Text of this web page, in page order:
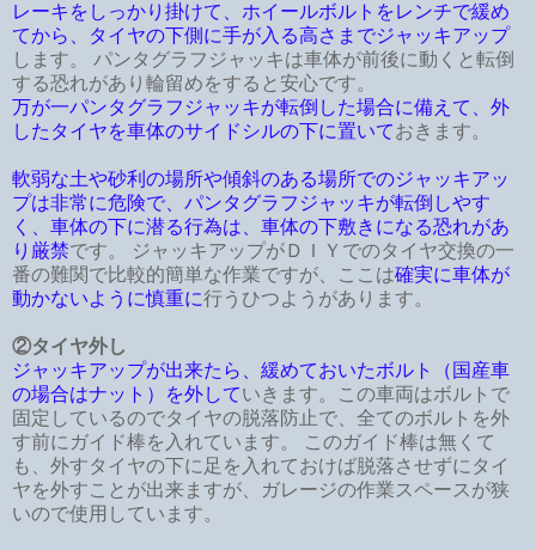
レーキをしっかり掛けて、ホイールボルトをレンチで緩め
てから、タイヤの下側に手が入る高さまでジャッキアップ
します。 パンタグラフジャッキは車体が前後に動くと転倒
する恐れがあり輪留めをすると安心です。
万が一パンタグラフジャッキが転倒した場合に備えて、外
したタイヤを車体のサイドシルの下に置いておきます。
軟弱な土や砂利の場所や傾斜のある場所でのジャッキアッ
プは非常に危険で、パンタグラフジャッキが転倒しやす
く、車体の下に潜る行為は、車体の下敷きになる恐れがあ
り厳禁です。 ジャッキアップがＤＩＹでのタイヤ交換の一
番の難関で比較的簡単な作業ですが、ここは確実に車体が
動かないように慎重に行うひつようがあります。
②タイヤ外し
ジャッキアップが出来たら、緩めておいたボルト（国産車
の場合はナット）を外していきます。この車両はボルトで
固定しているのでタイヤの脱落防止で、全てのボルトを外
す前にガイド棒を入れています。 このガイド棒は無くて
も、外すタイヤの下に足を入れておけば脱落させずにタイ
ヤを外すことが出来ますが、ガレージの作業スペースが狭
いので使用しています。